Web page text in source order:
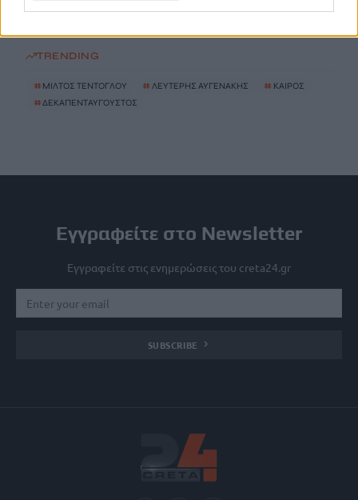
TRENDING
# ΜΙΛΤΟΣ ΤΕΝΤΟΓΛΟΥ # ΛΕΥΤΕΡΗΣ ΑΥΓΕΝΑΚΗΣ # ΚΑΙΡΟΣ
#ΔΕΚΑΠΕΝΤΑΥΓΟΥΣΤΟΣ
Εγγραφείτε στο Newsletter
Εγγραφείτε στις ενημερώσεις του creta24.gr
SUBSCRIBE